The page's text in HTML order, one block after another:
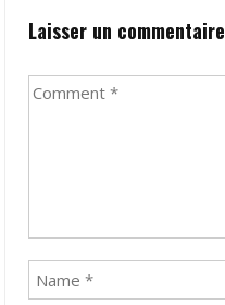
Laisser un commentaire